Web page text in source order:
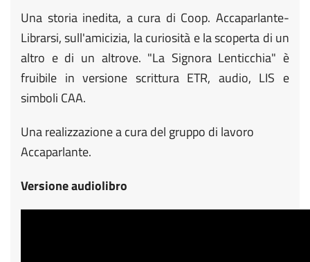
Una storia inedita, a cura di Coop. Accaparlante-
Librarsi, sull'amicizia, la curiosità e la scoperta di un
altro e di un altrove. "La Signora Lenticchia" è
fruibile in versione scrittura ETR, audio, LIS e
simboli CAA.
Una realizzazione a cura del gruppo di lavoro
Accaparlante.
Versione audiolibro